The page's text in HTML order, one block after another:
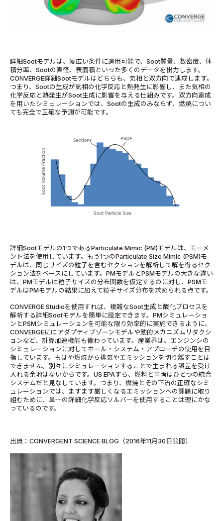
詳細Sootモデルは、幅広い条件に適用可能で、Soot質量、数密度、体
積分率、Sootの直径、表面積といった多くのデータを出力します。
CONVERGE詳細Sootモデルはどちらも、気相と双方向で連成します。
つまり、Sootの生成が気相の化学反応と熱発生に影響し、また気相の
化学反応と熱発生がSoot生成に影響を与える仕組みです。双方向連成
を用いたシミュレーションでは、Sootの生成のみならず、燃焼につい
ても完全で正確な予測が可能です。
詳細Sootモデルの1つであるParticulate Mimic (PM)モデルは、モーメ
ント法を使用しています。もう1つのParticulate Size Mimic (PSM)モ
デルは、同じサイズの粒子を含むセクションを解析して解を得るセク
ション法をベースにしています。PMモデルとPSMモデルの大きな違い
は、PMモデルは粒子サイズの分布関数を仮定するのに対し、PSMモ
デルはPMモデルの結果に加えて粒子サイズ分布を求められる点です。
CONVERGE Studioを使用すれば、複雑なSoot生成と酸化プロセスを
解析する詳細Sootモデルを簡単に設定できます。PMシミュレーショ
ンとPSMシミュレーションを可能な限り効率的に実施できるように、
CONVERGEにはアダプティブゾーンモデルや動的メカニズムリダクシ
ョンなど、計算加速機能も備わっています。産業界は、エンジンシの
シミュレーションに対してホール・システム・アプローチの使用を目
指しています。もはや燃焼から排気やエミッションを切り離すことは
できません。別々にシミュレーションすることで生まれる誤差を受け
入れる余地はないからです。US EPAすら、燃料と車両はひとつの統合
システムだと見なしています。つまり、燃焼とその下流の正確なシミ
ュレーションでは、ますます厳しくなるエミッションへの課題に取り
組むために、単一の詳細化学反応ソルバーを使用することは理にかな
っているのです。
出典：CONVERGENT SCIENCE BLOG（2016年11月30日公開）